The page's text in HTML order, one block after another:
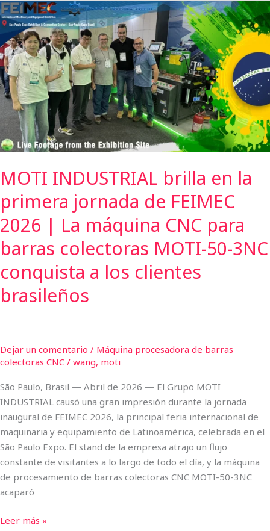
MOTI INDUSTRIAL brilla en la
primera jornada de FEIMEC
2026 | La máquina CNC para
barras colectoras MOTI-50-3NC
conquista a los clientes
brasileños
Dejar un comentario / Máquina procesadora de barras
colectoras CNC / wang, moti
São Paulo, Brasil — Abril de 2026 — El Grupo MOTI
INDUSTRIAL causó una gran impresión durante la jornada
inaugural de FEIMEC 2026, la principal feria internacional de
maquinaria y equipamiento de Latinoamérica, celebrada en el
São Paulo Expo. El stand de la empresa atrajo un flujo
constante de visitantes a lo largo de todo el día, y la máquina
de procesamiento de barras colectoras CNC MOTI-50-3NC
acaparó
MOTI
INDUSTRIAL
brilla
en
la
primera
jornada
de
FEIMEC
2026
La
máquina
CNC
para
barras
colectoras
50-
3NC
clientes
brasileños
Leer más »